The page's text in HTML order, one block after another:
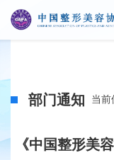
部门通知 当前
《中国整形美